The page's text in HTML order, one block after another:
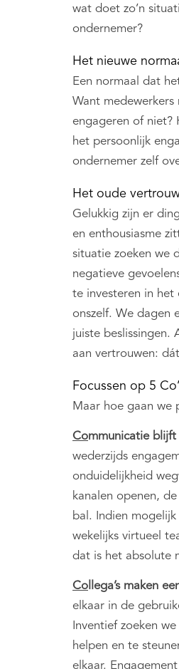
wat doet zo’n
ondernemer?
Het nieuwe
Een normaal dat
Want
engageren of niet?
het persoonlijk
ondernemer zelf
Het oude
Gelukkig zijn er
en enthousiasme
situatie zoeken we
negatieve
te investeren in het
onszelf. We dagen
juiste beslissingen.
aan vertrouwen:
Focussen op 5
Maar hoe gaan we
Communicatie blijft
wederzijds
onduidelijkheid
kanalen openen,
bal. Indien
wekelijks virtueel
dat is het absolute
Co llega’s maken
elkaar in de
Inventief zoeken
helpen en te
elkaar.